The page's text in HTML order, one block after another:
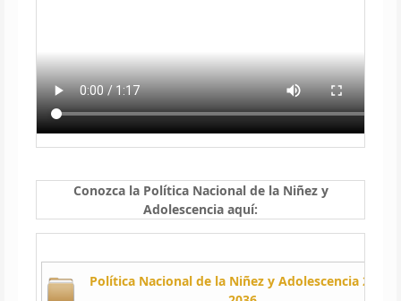
Conozca la Política Nacional de la Niñez y
Adolescencia aquí:
Política Nacional de la Niñez y Adolescencia 2024-